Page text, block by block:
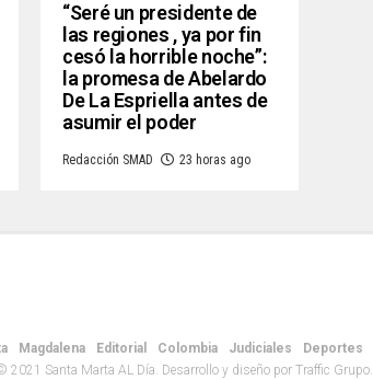
“Seré un presidente de
las regiones , ya por fin
cesó la horrible noche”:
la promesa de Abelardo
De La Espriella antes de
asumir el poder
Redacción SMAD 23 horas ago
Magdalena Editorial Colombia Judiciales Deportes
2021 Santa Marta AL Día. Desarrollo y diseño por Traffic Grupo.